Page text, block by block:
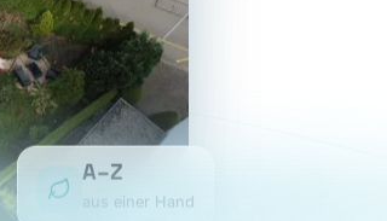
A–Z
aus einer Hand